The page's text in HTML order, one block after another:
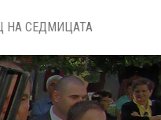
НА СЕДМИЦАТА